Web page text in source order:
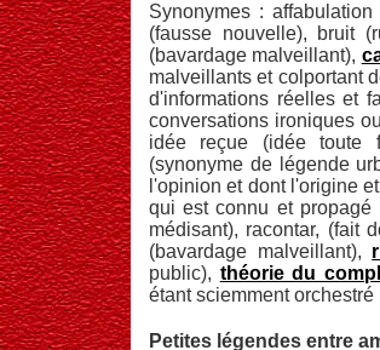
Synonymes :
(fausse nouvelle), bruit
(bavardage malveillant),
malveillants et colportant
d'informations réelles et
conversations ironiques
idée reçue (idée toute
(synonyme de légende
l'opinion et dont l'origine
qui est connu et propagé
médisant), racontar, (fait
(bavardage malveillant),
public), théorie du
étant sciemment
Petites légendes entre